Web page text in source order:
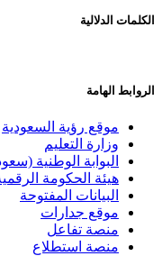
الكلمات الدلالية
الروابط الهامة
موقع رؤية السعودية
وزارة التعليم
البوابة الوطنية
هيئة الحكومة
البيانات المفتوحة
موقع جدارات
منصة تفاعل
منصة استطلاع